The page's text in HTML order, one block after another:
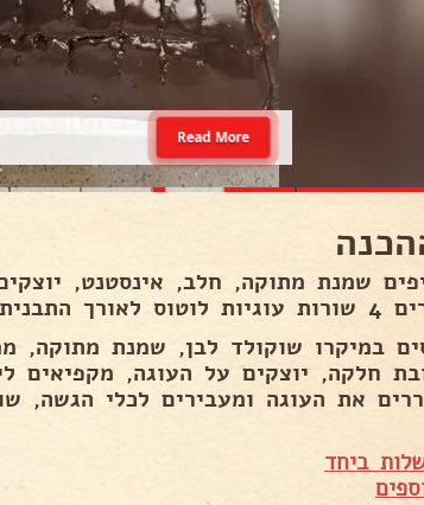
Read More
שמנת מתוקה, חלב, אינסטנט,
חצי שעה להתייצבות..
במיקרו שוקולד לבן, שמנת מתוקה,
חלקה, יוצקים על העוגה, מקפיאים
את העוגה ומעבירים לכלי הגשה,
ביחד